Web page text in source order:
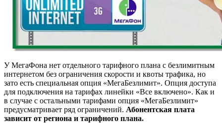
У МегаФона нет отдельного тарифного плана с безлимитным
интернетом без ограничения скорости и квоты трафика, но
зато есть специальная опция «МегаБезлимит». Опция доступа
для подключения на тарифах линейки «Все включено». Как и
в случае с остальными тарифами опция «МегаБезлимит»
предусматривает ряд ограничений. Абонентская плата
зависит от региона и тарифного плана.